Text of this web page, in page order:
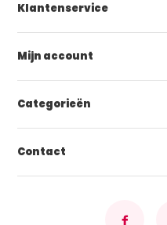
Klantenservice
Mijn account
Categorieën
Contact